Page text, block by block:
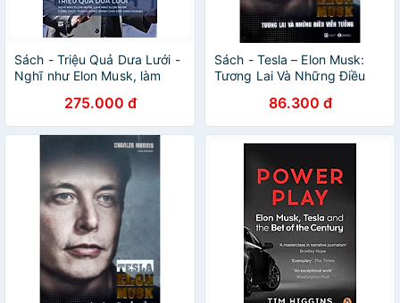
Sách - Triệu Quả Dưa Lưới -
Nghĩ như Elon Musk, làm
thành công dành cho giới
kinh doanh
275.000 đ
Sách - Tesla – Elon Musk:
Tương Lai Và Những Điều
86.300 đ